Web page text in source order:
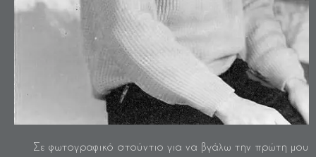
Σε φωτογραφικό στούντιο για να βγάλω την πρώτη μου